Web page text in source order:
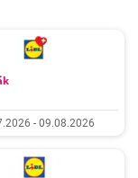
- 09.08.2026